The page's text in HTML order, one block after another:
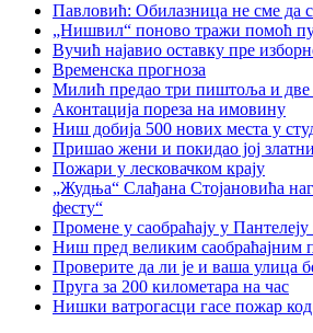
Павловић: Обилазница не сме да
„Нишвил“ поново тражи помоћ
Вучић најавио оставку пре
Временска прогноза
Милић предао три пиштоља и
Аконтација пореза на имовину
Ниш добија 500 нових места у
Пришао жени и покидао јој
Пожари у лесковачком крају
„Жудња“ Слађана Стојановића
фесту“
Промене у саобраћају у Пантелеју
Ниш пред великим саобраћајним
Проверите да ли је и ваша улица
Пруга за 200 километара на час
Нишки ватрогасци гасе пожар код